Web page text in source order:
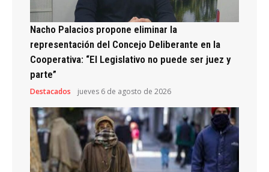
Nacho Palacios propone eliminar la
representación del Concejo Deliberante en la
Cooperativa: “El Legislativo no puede ser juez y
parte”
Destacados jueves 6 de agosto de 2026